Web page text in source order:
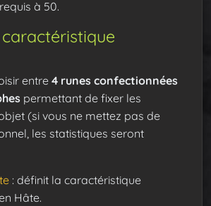
à 50.
entre 4 runes confectionnées
permettant de fixer les
(si vous ne mettez pas de
les statistiques seront
: définit la caractéristique
Hâte.